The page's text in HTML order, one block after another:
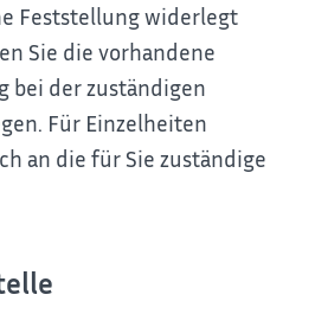
Feststellung widerlegt
Sie die vorhandene
bei der zuständigen
Für Einzelheiten
an die für Sie zuständige